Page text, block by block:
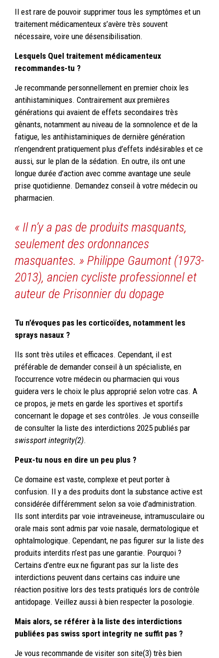
Il est rare de pouvoir supprimer tous les symptômes et un
traitement médicamenteux s’avère très souvent
nécessaire, voire une désensibilisation.
Lesquels Quel traitement médicamenteux
recommandes-tu ?
Je recommande personnellement en premier choix les
antihistaminiques. Contrairement aux premières
générations qui avaient de effets secondaires très
gênants, notamment au niveau de la somnolence et de la
fatigue, les antihistaminiques de dernière génération
n’engendrent pratiquement plus d’effets indésirables et ce
aussi, sur le plan de la sédation. En outre, ils ont une
longue durée d’action avec comme avantage une seule
prise quotidienne. Demandez conseil à votre médecin ou
pharmacien.
« Il n’y a pas de produits masquants,
seulement des ordonnances
masquantes. » Philippe Gaumont (1973-
2013), ancien cycliste professionnel et
auteur de Prisonnier du dopage
Tu n’évoques pas les corticoïdes, notamment les
sprays nasaux ?
Ils sont très utiles et efficaces. Cependant, il est
préférable de demander conseil à un spécialiste, en
l’occurrence votre médecin ou pharmacien qui vous
guidera vers le choix le plus approprié selon votre cas. A
ce propos, je mets en garde les sportives et sportifs
concernant le dopage et ses contrôles. Je vous conseille
de consulter la liste des interdictions 2025 publiés par
swissport integrity(2).
Peux-tu nous en dire un peu plus ?
Ce domaine est vaste, complexe et peut porter à
confusion. Il y a des produits dont la substance active est
considérée différemment selon sa voie d’administration.
Ils sont interdits par voie intraveineuse, intramusculaire ou
orale mais sont admis par voie nasale, dermatologique et
ophtalmologique. Cependant, ne pas figurer sur la liste des
produits interdits n’est pas une garantie. Pourquoi ?
Certains d’entre eux ne figurant pas sur la liste des
interdictions peuvent dans certains cas induire une
réaction positive lors des tests pratiqués lors de contrôle
antidopage. Veillez aussi à bien respecter la posologie.
Mais alors, se référer à la liste des interdictions
publiées pas swiss sport integrity ne suffit pas ?
Je vous recommande de visiter son site(3) très bien